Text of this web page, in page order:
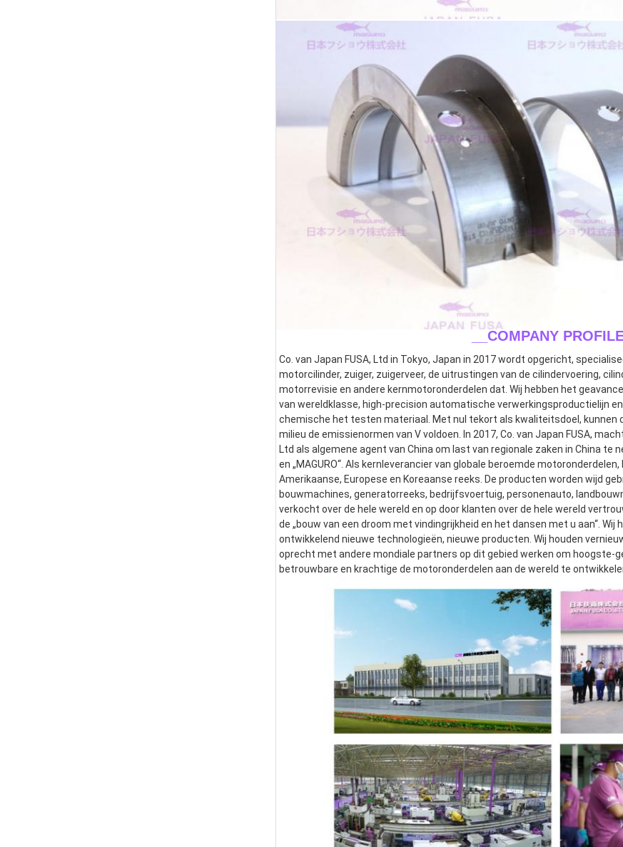
__COMPANY
Co. van Japan FUSA, Ltd in Tokyo, Japan in 2017 wordt opgericht,
motorcilinder, zuiger, zuigerveer, de uitrustingen van de cilindervoering,
motorrevisie en andere kernmotoronderdelen dat. Wij hebben het
van wereldklasse, high-precision automatische verwerkingsproductielijn
chemische het testen materiaal. Met nul tekort als kwaliteitsdoel, kunnen
milieu de emissienormen van V voldoen. In 2017, Co. van Japan FUSA,
Ltd als algemene agent van China om last van regionale zaken in China te
en „MAGURO“. Als kernleverancier van globale beroemde
Amerikaanse, Europese en Koreaanse reeks. De producten worden wijd
bouwmachines, generatorreeks, bedrijfsvoertuig, personenauto,
verkocht over de hele wereld en op door klanten over de hele wereld
de „bouw van een droom met vindingrijkheid en het dansen met u aan“.
ontwikkelend nieuwe technologieën, nieuwe producten. Wij houden
oprecht met andere mondiale partners op dit gebied werken om hoogste-
betrouwbare en krachtige de motoronderdelen aan de wereld te